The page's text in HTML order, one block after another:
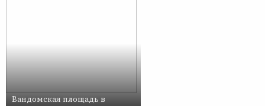
Вандомская площадь в